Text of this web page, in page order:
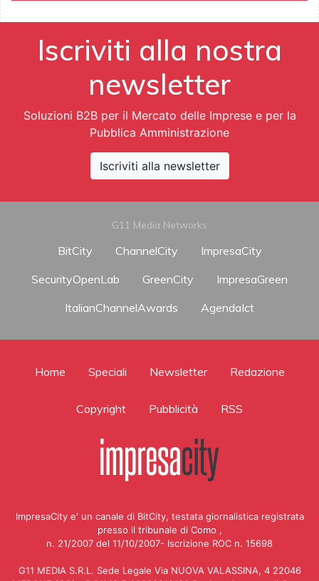
Iscriviti alla nostra
newsletter
Soluzioni B2B per il Mercato delle Imprese e per la
Pubblica Amministrazione
Iscriviti alla newsletter
G11 Media Networks
BitCity ChannelCity
ImpresaCity
SecurityOpenLab
GreenCity
ImpresaGreen
ItalianChannelAwards
AgendaIct
Home Speciali Newsletter Redazione
Copyright Pubblicità RSS
ImpresaCity e' un canale di BitCity, testata giornalistica registrata
presso il tribunale di Como ,
n. 21/2007 del 11/10/2007- Iscrizione ROC n. 15698
G11 MEDIA S.R.L. Sede Legale Via NUOVA VALASSINA, 4 22046